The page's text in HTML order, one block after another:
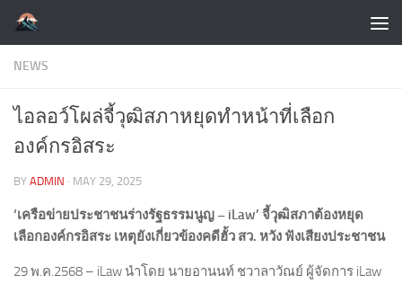
Skip to content
NEWS
ไอลอว์โผล่จี้วุฒิสภาหยุดทำหน้าที่เลือก
องค์กรอิสระ
BY ADMIN · MAY 29, 2025
‘เครือข่ายประชาชนร่างรัฐธรรมนูญ – iLaw’ จี้วุฒิสภาต้องหยุด
เลือกองค์กรอิสระ เหตุยังเกี่ยวข้องคดีฮั้ว สว. หวัง ฟังเสียงประชาชน
29 พ.ค.2568 – iLaw นำโดย นายอานนท์ ชวาลาวัณย์ ผู้จัดการ iLaw